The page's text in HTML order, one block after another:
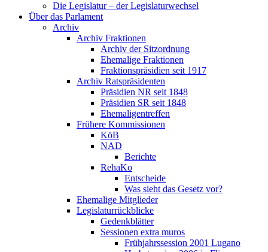
Die Legislatur – der Legislaturwechsel
Über das Parlament
Archiv
Archiv Fraktionen
Archiv der Sitzordnung
Ehemalige Fraktionen
Fraktionspräsidien seit 1917
Archiv Ratspräsidenten
Präsidien NR seit 1848
Präsidien SR seit 1848
Ehemaligentreffen
Frühere Kommissionen
KöB
NAD
Berichte
RehaKo
Entscheide
Was sieht das Gesetz vor?
Ehemalige Mitglieder
Legislaturrückblicke
Gedenkblätter
Sessionen extra muros
Frühjahrssession 2001 Lugano